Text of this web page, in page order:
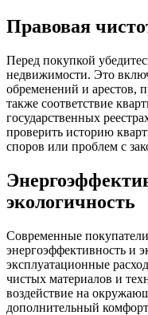
Правовая
Перед покупкой
недвижимости. Это
обременений и арестов,
также соответствие
государственных
проверить историю
споров или проблем с
экологичность
Современные
энергоэффективность и
эксплуатационные
чистых материалов и
воздействие на
дополнительный